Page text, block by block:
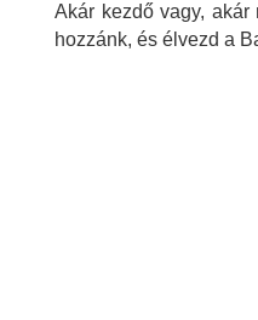
Akár kezdő vagy, akár
hozzánk, és élvezd a